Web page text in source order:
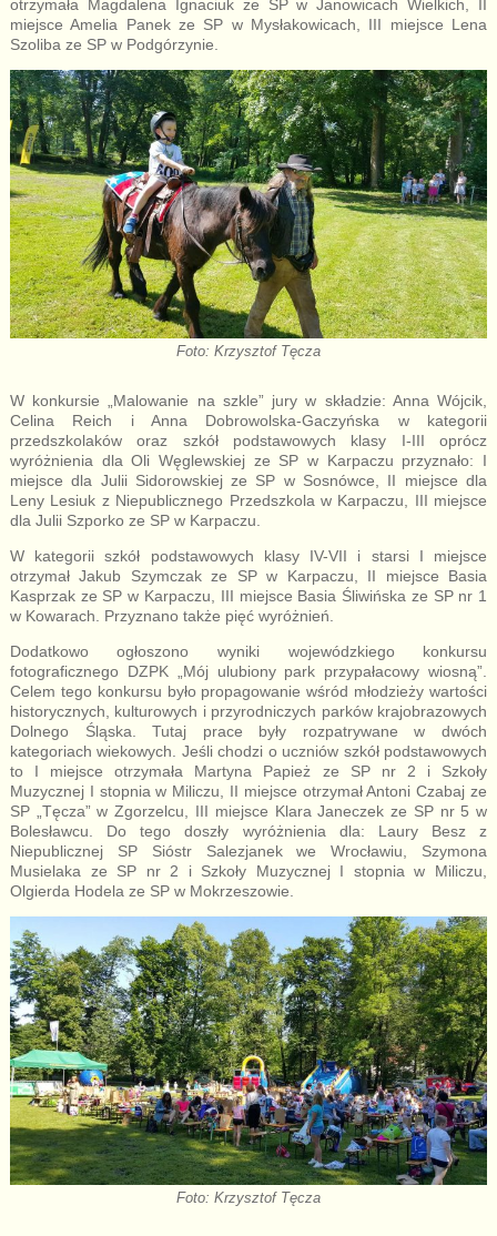
otrzymała Magdalena Ignaciuk ze SP w Janowicach Wielkich, II
miejsce Amelia Panek ze SP w Mysłakowicach, III miejsce Lena
Szoliba ze SP w Podgórzynie.
Foto: Krzysztof Tęcza
W konkursie „Malowanie na szkle” jury w składzie: Anna Wójcik,
Celina Reich i Anna Dobrowolska-Gaczyńska w kategorii
przedszkolaków oraz szkół podstawowych klasy I-III oprócz
wyróżnienia dla Oli Węglewskiej ze SP w Karpaczu przyznało: I
miejsce dla Julii Sidorowskiej ze SP w Sosnówce, II miejsce dla
Leny Lesiuk z Niepublicznego Przedszkola w Karpaczu, III miejsce
dla Julii Szporko ze SP w Karpaczu.
W kategorii szkół podstawowych klasy IV-VII i starsi I miejsce
otrzymał Jakub Szymczak ze SP w Karpaczu, II miejsce Basia
Kasprzak ze SP w Karpaczu, III miejsce Basia Śliwińska ze SP nr 1
w Kowarach. Przyznano także pięć wyróżnień.
Dodatkowo ogłoszono wyniki wojewódzkiego konkursu
fotograficznego DZPK „Mój ulubiony park przypałacowy wiosną”.
Celem tego konkursu było propagowanie wśród młodzieży wartości
historycznych, kulturowych i przyrodniczych parków krajobrazowych
Dolnego Śląska. Tutaj prace były rozpatrywane w dwóch
kategoriach wiekowych. Jeśli chodzi o uczniów szkół podstawowych
to I miejsce otrzymała Martyna Papież ze SP nr 2 i Szkoły
Muzycznej I stopnia w Miliczu, II miejsce otrzymał Antoni Czabaj ze
SP „Tęcza” w Zgorzelcu, III miejsce Klara Janeczek ze SP nr 5 w
Bolesławcu. Do tego doszły wyróżnienia dla: Laury Besz z
Niepublicznej SP Sióstr Salezjanek we Wrocławiu, Szymona
Musielaka ze SP nr 2 i Szkoły Muzycznej I stopnia w Miliczu,
Olgierda Hodela ze SP w Mokrzeszowie.
Foto: Krzysztof Tęcza